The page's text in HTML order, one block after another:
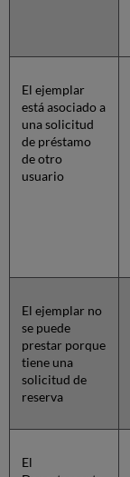
El ejemplar
está asociado a
una solicitud
de préstamo
de otro
usuario
El ejemplar no
se puede
prestar porque
tiene una
solicitud de
reserva
El